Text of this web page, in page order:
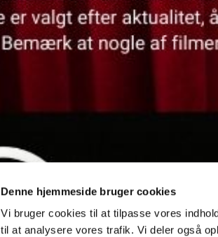
Denne hjemmeside bruger cookies
Vi bruger cookies til at tilpasse vores
til at analysere vores trafik. Vi deler også